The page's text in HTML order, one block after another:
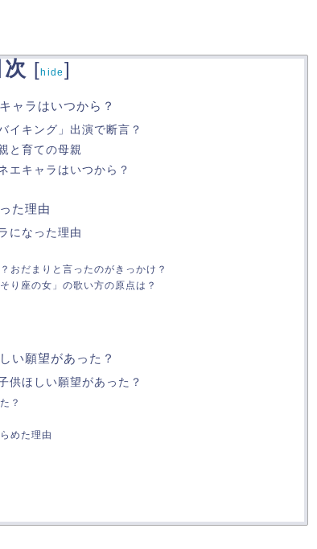
[hide ]
ャラはいつから？
イキング」出演で断言？
と育ての母親
エキャラはいつから？
た理由
になった理由
おだまりと言ったのがきっかけ？
り座の女」の歌い方の原点は？
い願望があった？
供ほしい願望があった？
？
めた理由